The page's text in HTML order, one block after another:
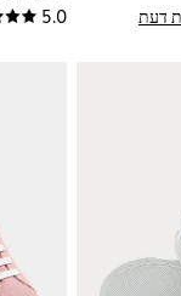
5.0
תות שדה (0-‏18 חודשים)